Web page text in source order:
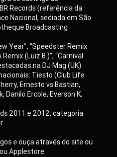
Records (referência da
Nacional, sediada em São
Broadcasting
Year”, “Speedster Remix
(Luiz B.)”, “Carnival
na DJ Mag (UK).
Tiesto (Club Life
Ernesto vs Bastian,
Danilo Ercole, Everson K,
2011 e 2012, categoria
e ouça através do site ou
Applestore.